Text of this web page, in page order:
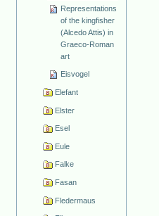
Representations
of the kingfisher
(Alcedo Attis) in
Graeco-Roman
art
Eisvogel
Elefant
Elster
Esel
Eule
Falke
Fasan
Fledermaus